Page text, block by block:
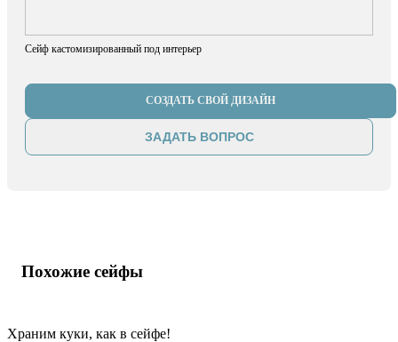
Сейф кастомизированный под интерьер
СОЗДАТЬ СВОЙ ДИЗАЙН
ЗАДАТЬ ВОПРОС
Похожие сейфы
Храним куки, как в сейфе!